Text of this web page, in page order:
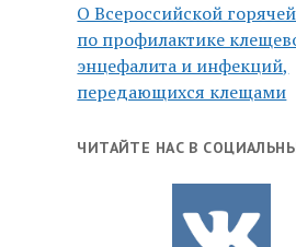
О Всероссийской
по профилактике
энцефалита и инфекций,
передающихся клещами
ЧИТАЙТЕ НАС В